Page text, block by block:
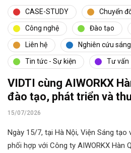
CASE-STUDY Chuyển
Công nghệ Đào tạo
Liên hệ Nghiên cứu
Tin tức - Sự kiện Tư vấn
VIDTI cùng AIWORKX
đào tạo, phát triển và
phẩm AI
15/07/2026
Ngày 15/7, tại Hà Nội, Viện Sáng tạo
phối hợp với Công ty AIWORKX Hàn